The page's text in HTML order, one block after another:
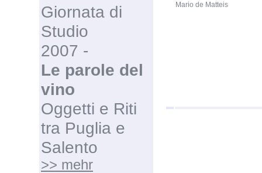
Mario de Matteis
Giornata di
Studio
2007 -
Le parole del
vino
Oggetti e Riti
tra Puglia e
Salento
>> mehr